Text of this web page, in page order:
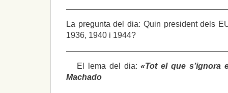
La pregunta del dia: Quin president dels
1936, 1940 i 1944?
El lema del dia:«Tot el que s’ignora
Machado